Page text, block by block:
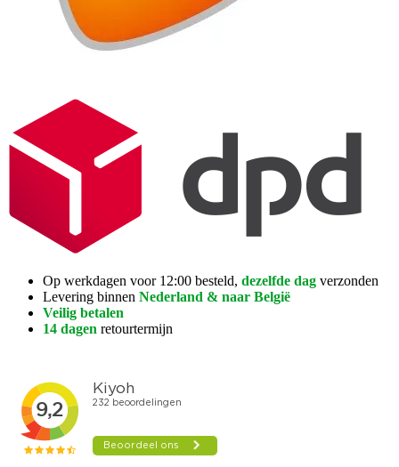
Op werkdagen voor 12:00 besteld, dezelfde dag verzonden
Levering binnen Nederland & naar België
Veilig betalen
14 dagen retourtermijn